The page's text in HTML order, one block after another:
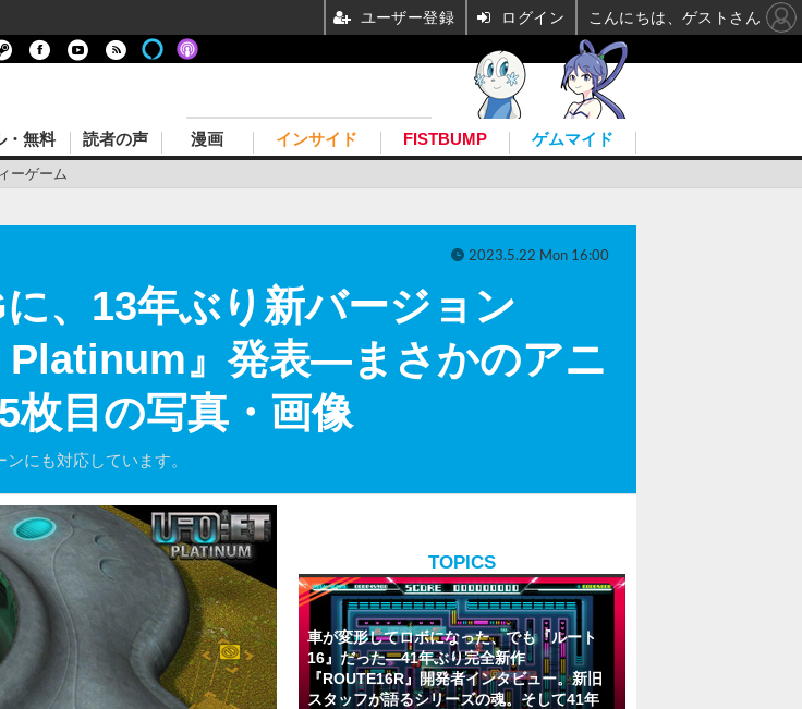
ーゲーム
・無料 読者の声 漫画 インサイド FISTBUMP ゲムマイド
、13年ぶり新バージョン
Platinum』発表―まさかのアニ
枚目の写真・画像
にも対応しています。
2023.5.22 Mon 16:00
TOPICS
車が変形してロボになった、でも『ルート
16』だった―41年ぶり完全新作
『ROUTE16R』開発者インタビュー。新旧
スタッフが語るシリーズの魂。そして41年
ユーザー登録 ログイン こんにちは、ゲストさん